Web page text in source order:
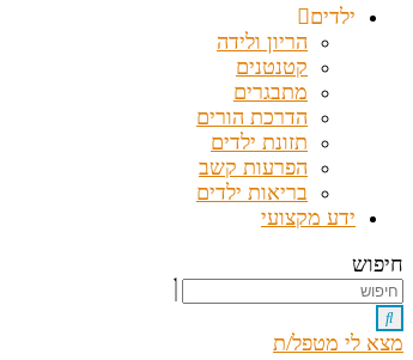
ילדים
הריון ולידה
קטנטנים
מתבגרים
הדרכת הורים
תזונת ילדים
הפרעות קשב
בריאות ילדים
ידע מקצועי
חיפוש
מצא לי מטפל/ת